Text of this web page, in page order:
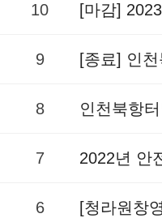
10 [마감]
9 [종료] 인
8 인천북항
7 2022년 안
6 [청라원창